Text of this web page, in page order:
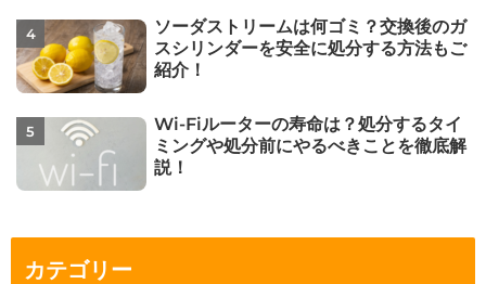
ソーダストリームは何ゴミ？交換後のガ
スシリンダーを安全に処分する方法もご
紹介！
Wi-Fiルーターの寿命は？処分するタイ
ミングや処分前にやるべきことを徹底解
説！
カテゴリー